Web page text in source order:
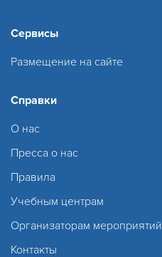
Сервисы
Размещение на сайте
Справки
О нас
Пресса о нас
Правила
Учебным центрам
Организаторам мероприятий
Контакты